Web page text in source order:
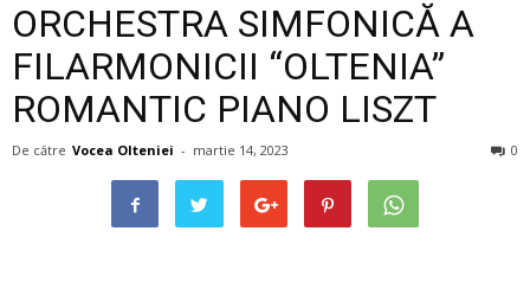
ORCHESTRA SIMFONICĂ A
FILARMONICII “OLTENIA”
ROMANTIC PIANO LISZT
De către Vocea Olteniei - martie 14, 2023 0